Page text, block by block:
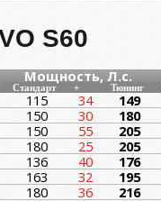
S60
Мощность, Л.с.
Стандарт + Тюнинг
115 34 149
150 30 180
150 55 205
180 25 205
136 40 176
163 32 195
180 36 216